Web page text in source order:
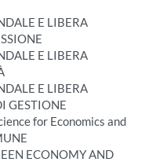
E LIBERA
E LIBERA
E LIBERA
GESTIONE
for Economics and
ECONOMY AND